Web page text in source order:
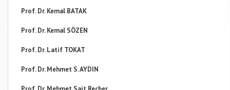
Prof. Dr. Kemal BATAK
Prof. Dr. Kemal SÖZEN
Prof. Dr. Latif TOKAT
Prof. Dr. Mehmet S. AYDIN